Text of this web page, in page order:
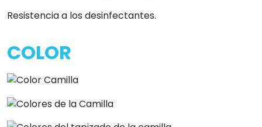
Resistencia a los desinfectantes.
COLOR